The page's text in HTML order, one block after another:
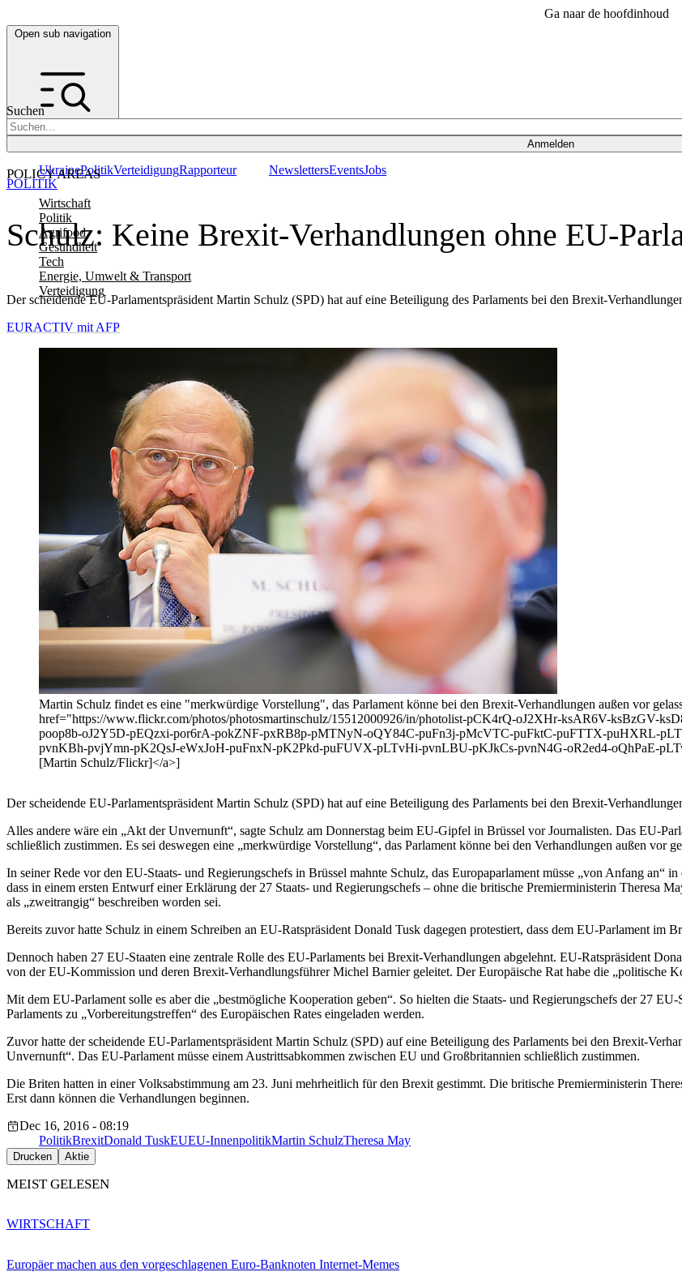
Ga naar de hoofdinhoud
Open sub navigation
Suchen
Anmelden
POLICY AREAS
Wirtschaft
Politik
Agrifood
Gesundheit
Tech
Energie, Umwelt & Transport
Verteidigung
UkrainePolitikVerteidigungRapporteur NewslettersEventsJobs
Schulz: Keine Brexit-Verhandlungen ohne EU-
Der scheidende EU-Parlamentspräsident Martin Schulz (SPD) hat auf eine Beteiligung des Parlaments bei den Brexit-
POLITIK
EURACTIV mit AFP
Martin Schulz findet es eine "merkwürdige Vorstellung", das Parlament könne bei den Brexit-Verhandlungen außen vor
href="https://www.flickr.com/photos/photosmartinschulz/15512000926/in/photolist-pCK4rQ-oJ2XHr-ksAR6V-ksBzGV-
poop8b-oJ2Y5D-pEQzxi-por6rA-pokZNF-pxRB8p-pMTNyN-oQY84C-puFn3j-pMcVTC-puFktC-puFTTX-puHXRL-
pvnKBh-pvjYmn-pK2QsJ-eWxJoH-puFnxN-pK2Pkd-puFUVX-pLTvHi-pvnLBU-pKJkCs-pvnN4G-oR2ed4-oQhPaE-
[Martin Schulz/Flickr]</a>]
Der scheidende EU-Parlamentspräsident Martin Schulz (SPD) hat auf eine Beteiligung des Parlaments bei den Brexit-
Alles andere wäre ein „Akt der Unvernunft“, sagte Schulz am Donnerstag beim EU-Gipfel in Brüssel vor Journalisten. Das EU-
schließlich zustimmen. Es sei deswegen eine „merkwürdige Vorstellung“, das Parlament könne bei den Verhandlungen außen vor
In seiner Rede vor den EU-Staats- und Regierungschefs in Brüssel mahnte Schulz, das Europaparlament müsse „von Anfang an“
dass in einem ersten Entwurf einer Erklärung der 27 Staats- und Regierungschefs – ohne die britische Premierministerin Theresa
als „zweitrangig“ beschreiben worden sei.
Bereits zuvor hatte Schulz in einem Schreiben an EU-Ratspräsident Donald Tusk dagegen protestiert, dass dem EU-Parlament im
Dennoch haben 27 EU-Staaten eine zentrale Rolle des EU-Parlaments bei Brexit-Verhandlungen abgelehnt. EU-Ratspräsident
von der EU-Kommission und deren Brexit-Verhandlungsführer Michel Barnier geleitet. Der Europäische Rat habe die „politische
Mit dem EU-Parlament solle es aber die „bestmögliche Kooperation geben“. So hielten die Staats- und Regierungschefs der 27
Parlaments zu „Vorbereitungstreffen“ des Europäischen Rates eingeladen werden.
Zuvor hatte der scheidende EU-Parlamentspräsident Martin Schulz (SPD) auf eine Beteiligung des Parlaments bei den Brexit-
Unvernunft“. Das EU-Parlament müsse einem Austrittsabkommen zwischen EU und Großbritannien schließlich zustimmen.
Die Briten hatten in einer Volksabstimmung am 23. Juni mehrheitlich für den Brexit gestimmt. Die britische Premierministerin
Erst dann können die Verhandlungen beginnen.
Dec 16, 2016 - 08:19
PolitikBrexitDonald TuskEUEU-InnenpolitikMartin SchulzTheresa May
Drucken Aktie
MEIST GELESEN
Europäer machen aus den vorgeschlagenen Euro-Banknoten Internet-Memes
WIRTSCHAFT